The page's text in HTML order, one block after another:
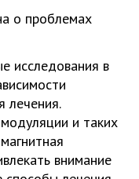
исследования в
лечения.
и таких
внимание